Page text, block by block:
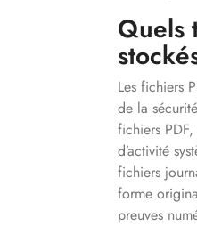
Quels
Les fichiers
de la
fichiers
d’activité
fichiers
forme
preuves